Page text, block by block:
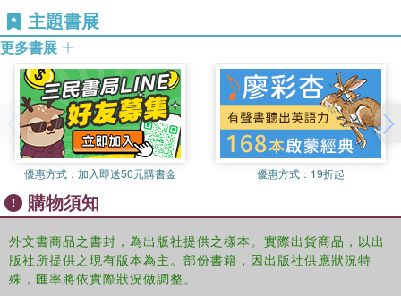
to help navigate common challenges along feminist
journeys. The book also draws on wisdom from feminist
leaders and contemporary conversations from social
justice movements. Both inspiring and guiding, the book
will provide readers with the skills to cultivate resilience to
face the many barriers to feminist social transformation.
Radiating Feminismwill be of use to students of Gender
Studies, Social Work, Psychology, Community Health, and
the Social Sciences, as well as anyone with a
longstanding or fresh commitment to feminism and social
justice.
主題書展
更多書展
優惠方式： 加入即送50元購書金 優惠方式： 19折起
購物須知
外文書商品之書封，為出版社提供之樣本。實際出貨商品，以出
版社所提供之現有版本為主。部份書籍，因出版社供應狀況特
殊，匯率將依實際狀況做調整。